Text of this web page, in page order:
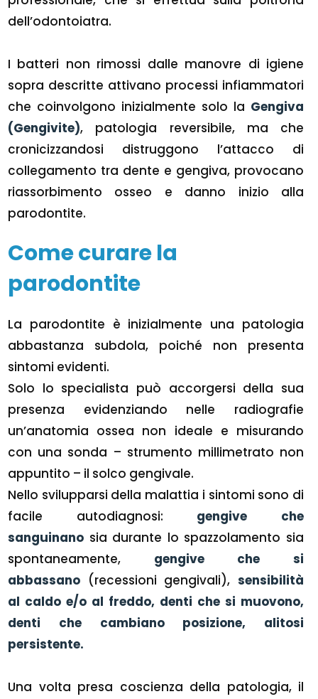
dell’odontoiatra.
I batteri non rimossi dalle manovre di igiene
sopra descritte attivano processi infiammatori
che coinvolgono inizialmente solo la Gengiva
(Gengivite), patologia reversibile, ma che
cronicizzandosi distruggono l’attacco di
collegamento tra dente e gengiva, provocano
riassorbimento osseo e danno inizio alla
parodontite.
Come curare la
parodontite
La parodontite è inizialmente una patologia
abbastanza subdola, poiché non presenta
sintomi evidenti.
Solo lo specialista può accorgersi della sua
presenza evidenziando nelle radiografie
un’anatomia ossea non ideale e misurando
con una sonda – strumento millimetrato non
appuntito – il solco gengivale.
Nello svilupparsi della malattia i sintomi sono di
facile autodiagnosi: gengive che
sanguinano sia durante lo spazzolamento sia
spontaneamente, gengive che si
abbassano (recessioni gengivali), sensibilità
al caldo e/o al freddo, denti che si muovono,
denti che cambiano posizione, alitosi
persistente.
Una volta presa coscienza della patologia, il